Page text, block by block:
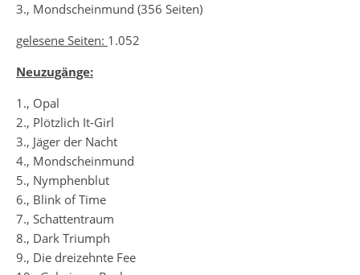
3., Mondscheinmund (356 Seiten)
gelesene Seiten: 1.052
Neuzugänge:
1., Opal
2., Plötzlich It-Girl
3., Jäger der Nacht
4., Mondscheinmund
5., Nymphenblut
6., Blink of Time
7., Schattentraum
8., Dark Triumph
9., Die dreizehnte Fee